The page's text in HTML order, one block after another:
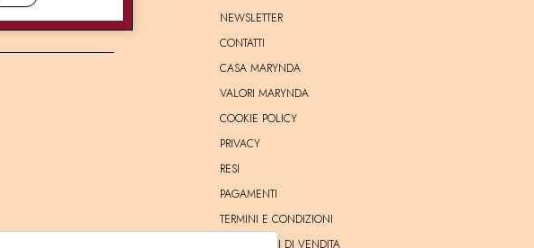
NEWSLETTER
CONTATTI
CASA MARYNDA
VALORI MARYNDA
COOKIE POLICY
PRIVACY
RESI
PAGAMENTI
TERMINI E CONDIZIONI
CONDIZIONI DI VENDITA